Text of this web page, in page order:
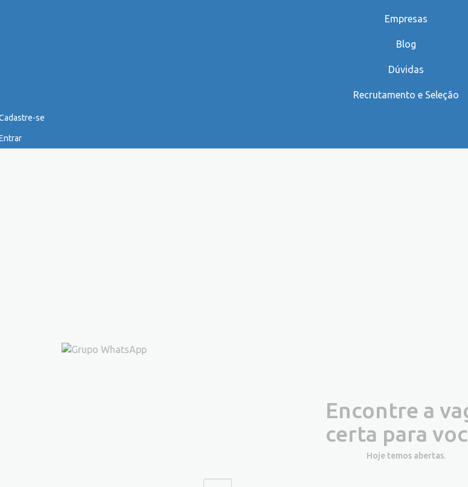
Empresas
Blog
Dúvidas
Recrutamento e Seleção
se
Encontre a
certa para
Hoje temos abertas.